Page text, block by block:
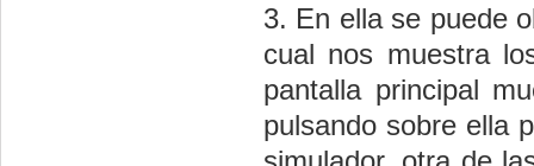
3. En ella se puede
cual nos muestra
pantalla principal
pulsando sobre ella